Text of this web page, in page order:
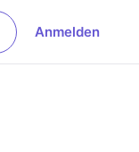
Anmelden